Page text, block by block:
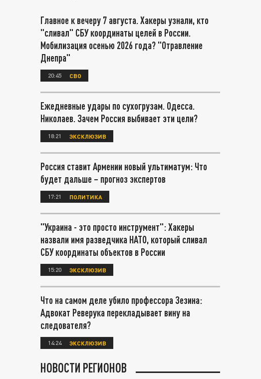
Главное к вечеру 7 августа. Хакеры узнали, кто
"сливал" СБУ координаты целей в России.
Мобилизация осенью 2026 года? "Отравление
Днепра"
20:45 СВО
Ежедневные удары по сухогрузам. Одесса.
Николаев. Зачем Россия выбивает эти цели?
18:21 ЭКСКЛЮЗИВ
Россия ставит Армении новый ультиматум: Что
будет дальше – прогноз экспертов
17:21 ПОЛИТИКА
"Украина - это просто инструмент": Хакеры
назвали имя разведчика НАТО, который сливал
СБУ координаты объектов в России
15:20 ЭКСКЛЮЗИВ
Что на самом деле убило профессора Зезина:
Адвокат Реверука перекладывает вину на
следователя?
14:24 ЭКСКЛЮЗИВ
НОВОСТИ РЕГИОНОВ